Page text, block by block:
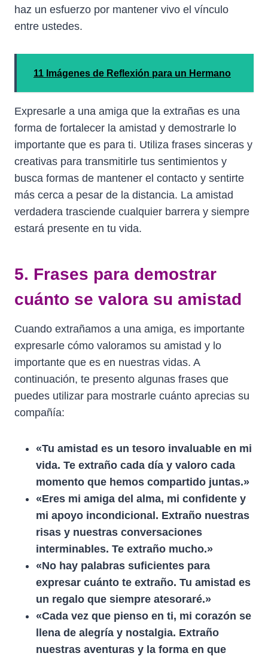
haz un esfuerzo por mantener vivo el vínculo
entre ustedes.
11 Imágenes de Reflexión para un Hermano
Expresarle a una amiga que la extrañas es una
forma de fortalecer la amistad y demostrarle lo
importante que es para ti. Utiliza frases sinceras y
creativas para transmitirle tus sentimientos y
busca formas de mantener el contacto y sentirte
más cerca a pesar de la distancia. La amistad
verdadera trasciende cualquier barrera y siempre
estará presente en tu vida.
5. Frases para demostrar
cuánto se valora su amistad
Cuando extrañamos a una amiga, es importante
expresarle cómo valoramos su amistad y lo
importante que es en nuestras vidas. A
continuación, te presento algunas frases que
puedes utilizar para mostrarle cuánto aprecias su
compañía:
«Tu amistad es un tesoro invaluable en mi
vida. Te extraño cada día y valoro cada
momento que hemos compartido juntas.»
«Eres mi amiga del alma, mi confidente y
mi apoyo incondicional. Extraño nuestras
risas y nuestras conversaciones
interminables. Te extraño mucho.»
«No hay palabras suficientes para
expresar cuánto te extraño. Tu amistad es
un regalo que siempre atesoraré.»
«Cada vez que pienso en ti, mi corazón se
llena de alegría y nostalgia. Extraño
nuestras aventuras y la forma en que